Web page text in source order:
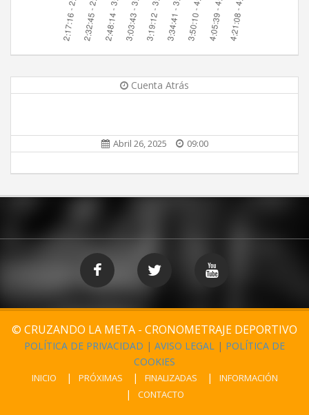
Cuenta Atrás
Abril 26, 2025 09:00
© CRUZANDO LA META - CRONOMETRAJE DEPORTIVO
POLÍTICA DE PRIVACIDAD | AVISO LEGAL | POLÍTICA DE
COOKIES
INICIO PRÓXIMAS FINALIZADAS
INFORMACIÓN
CONTACTO